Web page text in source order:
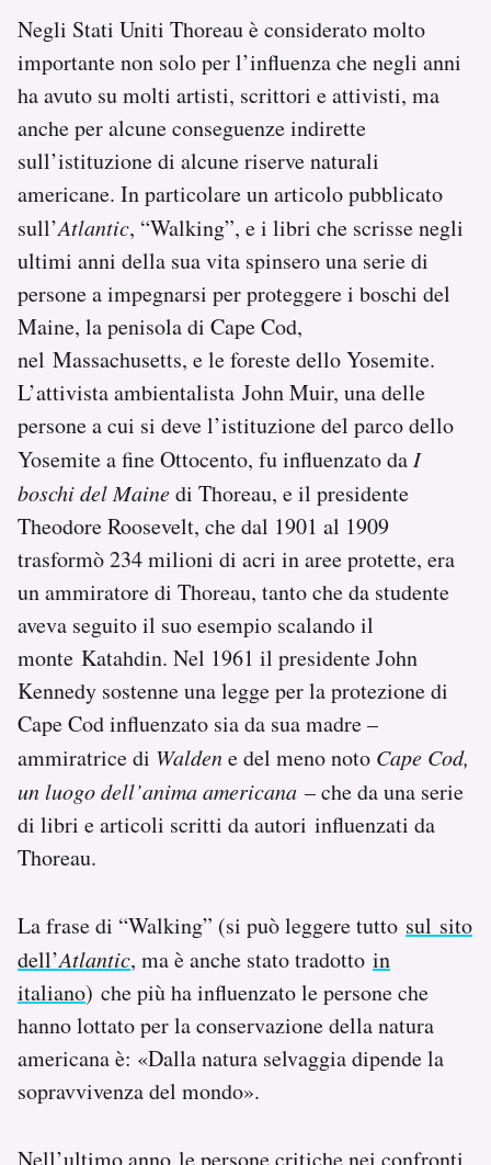
Negli Stati Uniti Thoreau è considerato molto
importante non solo per l’influenza che negli anni
ha avuto su molti artisti, scrittori e attivisti, ma
anche per alcune conseguenze indirette
sull’istituzione di alcune riserve naturali
americane. In particolare un articolo pubblicato
sull’Atlantic, “Walking”, e i libri che scrisse negli
ultimi anni della sua vita spinsero una serie di
persone a impegnarsi per proteggere i boschi del
Maine, la penisola di Cape Cod,
nel Massachusetts, e le foreste dello Yosemite.
L’attivista ambientalista John Muir, una delle
persone a cui si deve l’istituzione del parco dello
Yosemite a fine Ottocento, fu influenzato da I
boschi del Mainedi Thoreau, e il presidente
Theodore Roosevelt, che dal 1901 al 1909
trasformò 234 milioni di acri in aree protette, era
un ammiratore di Thoreau, tanto che da studente
aveva seguito il suo esempio scalando il
monte Katahdin. Nel 1961 il presidente John
Kennedy sostenne una legge per la protezione di
Cape Cod influenzato sia da sua madre –
ammiratrice di Waldene del meno noto Cape Cod,
un luogo dell’anima americana – che da una serie
di libri e articoli scritti da autori influenzati da
Thoreau.
La frase di “Walking” (si può leggere tutto sul sito
dell’Atlantic, ma è anche stato tradotto in
italiano) che più ha influenzato le persone che
hanno lottato per la conservazione della natura
americana è: «Dalla natura selvaggia dipende la
sopravvivenza del mondo».
Nell’ultimo anno le persone critiche nei confronti